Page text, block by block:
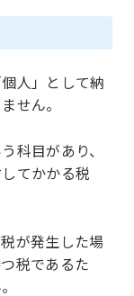
人」として納
せん。
科目があり、
てかかる税
が発生した場
税であるた